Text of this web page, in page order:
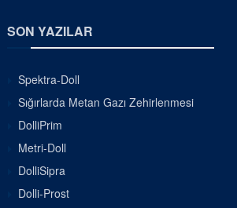
SON YAZILAR
Spektra-Doll
Sığırlarda Metan Gazı Zehirlenmesi
DolliPrim
Metri-Doll
DolliSipra
Dolli-Prost